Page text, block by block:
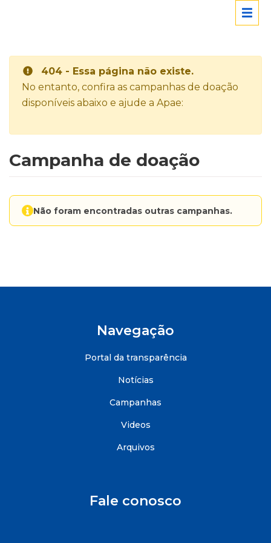
404 - Essa página não existe.
No entanto, confira as campanhas de doação
disponíveis abaixo e ajude a Apae:
Campanha de doação
Não foram encontradas outras campanhas.
Navegação
Portal da transparência
Notícias
Campanhas
Videos
Arquivos
Fale conosco